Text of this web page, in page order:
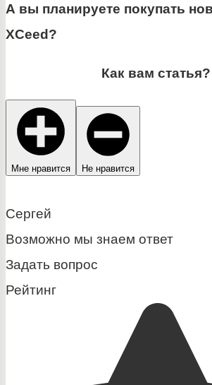
А вы планируете покупать
XCeed?
Как вам статья?
Мне нравится Не нравится
Сергей
Возможно мы знаем ответ
Задать вопрос
Рейтинг